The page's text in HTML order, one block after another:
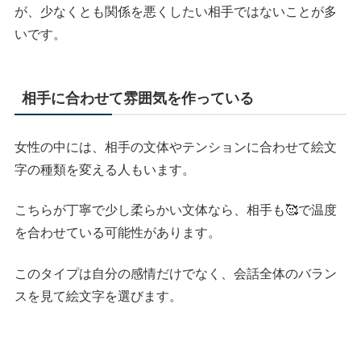
が、少なくとも関係を悪くしたい相手ではないことが多
いです。
相手に合わせて雰囲気を作っている
女性の中には、相手の文体やテンションに合わせて絵文
字の種類を変える人もいます。
こちらが丁寧で少し柔らかい文体なら、相手も🥰で温度
を合わせている可能性があります。
このタイプは自分の感情だけでなく、会話全体のバラン
スを見て絵文字を選びます。